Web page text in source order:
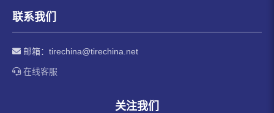
联系我们
邮箱： tirechina@tirechina.net
在线客服
关注我们